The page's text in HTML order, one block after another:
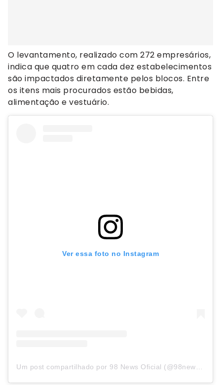
O levantamento, realizado com 272 empresários,
indica que quatro em cada dez estabelecimentos
são impactados diretamente pelos blocos. Entre
os itens mais procurados estão bebidas,
alimentação e vestuário.
Ver essa foto no Instagram